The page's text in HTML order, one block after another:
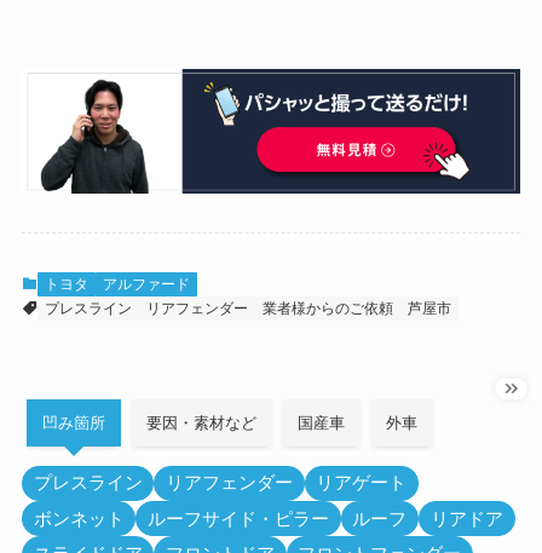
トヨタ
アルファード
プレスライン
リアフェンダー 業者様からのご依頼 芦屋市
凹み箇所 要因・素材など 国産車 外車
プレスライン リアフェンダー
リアゲート
ボンネット
ルーフサイド・ピラー ルーフ
リアドア